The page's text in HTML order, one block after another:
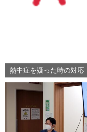
熱中症を疑った時の対応